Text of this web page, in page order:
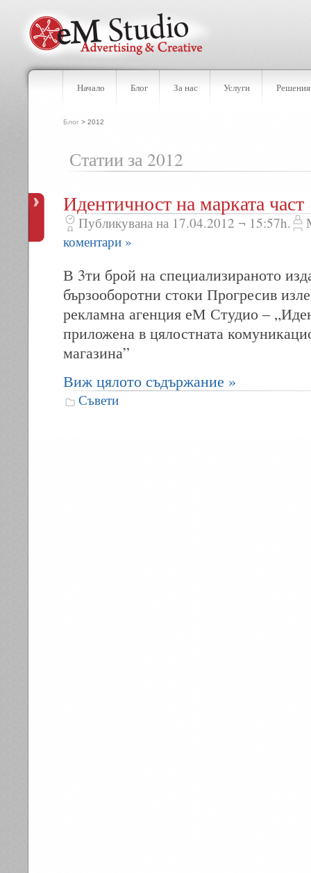
Начало Блог За нас Услуги Решения
Блог > 2012
Статии за 2012
Идентичност на марката част
Публикувана на 17.04.2012 ¬ 15:57h.
коментари »
В 3ти брой на специализираното
бързооборотни стоки Прогресив
рекламна агенция еМ Студио –
приложена в цялостната
магазина”
Виж цялото съдържание »
Съвети